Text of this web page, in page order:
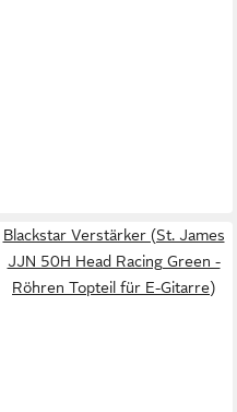
Blackstar Verstärker (St. James
JJN 50H Head Racing Green -
Röhren Topteil für E-Gitarre)